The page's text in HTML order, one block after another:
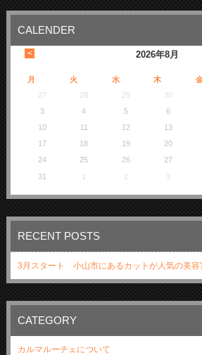
CALENDER
2026年8月
<
月 火 水 木
27
28 29 30
3
4 5 6
10
11 12 13
17
18 19 20
24
25 26 27
31
1 2 3
RECENT POSTS
3月スタート 小山市にあるカットが人気の美容
CATEGORY
カルマルーチェについて